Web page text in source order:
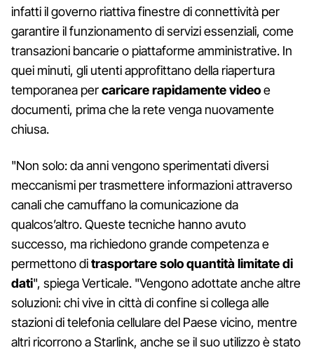
infatti il governo riattiva finestre di connettività per
garantire il funzionamento di servizi essenziali, come
transazioni bancarie o piattaforme amministrative. In
quei minuti, gli utenti approfittano della riapertura
temporanea percaricare rapidamente videoe
documenti, prima che la rete venga nuovamente
chiusa.
"Non solo: da anni vengono sperimentati diversi
meccanismi per trasmettere informazioni attraverso
canali che camuffano la comunicazione da
qualcos’altro. Queste tecniche hanno avuto
successo, ma richiedono grande competenza e
permettono ditrasportare solo quantità limitate di
dati", spiega Verticale. "Vengono adottate anche altre
soluzioni: chi vive in città di confine si collega alle
stazioni di telefonia cellulare del Paese vicino, mentre
altri ricorrono a Starlink, anche se il suo utilizzo è stato